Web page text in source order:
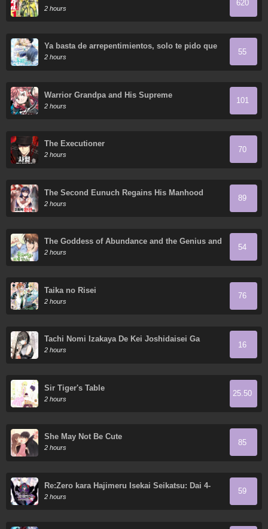
2 hours
620
Ya basta de arrepentimientos, solo te pido que
me mates
2 hours
55
Warrior Grandpa and His Supreme
Granddaughter
2 hours
101
The Executioner
2 hours
70
The Second Eunuch Regains His Manhood
2 hours
89
The Goddess of Abundance and the Genius and
Wretched Apostle
2 hours
54
Taika no Risei
2 hours
76
Tachi Nomi Izakaya De Kei Joshidaisei Ga
Tonari Ni Kuru Hanashi
2 hours
16
Sir Tiger's Table
2 hours
25.50
She May Not Be Cute
2 hours
85
Re:Zero kara Hajimeru Isekai Seikatsu: Dai 4-
shou—Seiiki to Gouyoku no Majo
2 hours
59